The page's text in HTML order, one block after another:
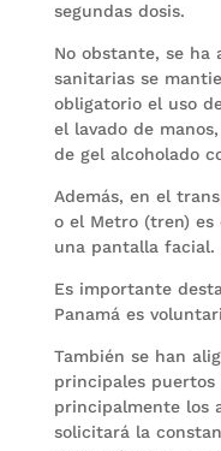
segundas dosis.
No obstante, se ha
sanitarias se
obligatorio el uso
el lavado de
de gel alcoholado
Además, en el
o el Metro (tren) es
una pantalla facial.
Es importante
Panamá es
También se han
principales puertos
principalmente los
solicitará la